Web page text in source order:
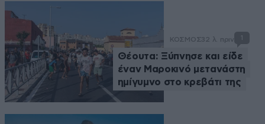
ΚΟΣΜΟΣ32 λ. πριν 1
Θέουτα: Ξύπνησε και είδε
έναν Μαροκινό μετανάστη
ημίγυμνο στο κρεβάτι της